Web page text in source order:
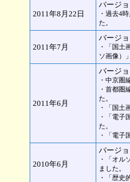
2011年8月22日
バージ
・過去4
た。
2011年7月
バージ
・「国土
ソ画像）
2011年6月
バージ
・中京圏
・首都圏
た。
・「国土
・「電子
た。
・「電子
2010年6月
バージ
・「オル
ました。
・「歴史